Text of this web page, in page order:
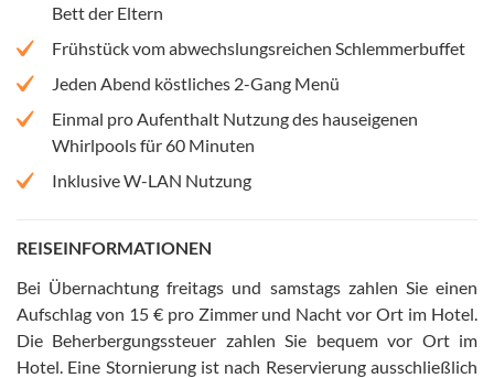
Bett der Eltern
Frühstück vom abwechslungsreichen Schlemmerbuffet
Jeden Abend köstliches 2-Gang Menü
Einmal pro Aufenthalt Nutzung des hauseigenen
Whirlpools für 60 Minuten
Inklusive W-LAN Nutzung
REISEINFORMATIONEN
Bei Übernachtung freitags und samstags zahlen Sie einen
Aufschlag von 15 € pro Zimmer und Nacht vor Ort im Hotel
Die Beherbergungssteuer zahlen Sie bequem vor Ort im
Hotel Eine Stornierung ist nach Reservierung ausschließlich